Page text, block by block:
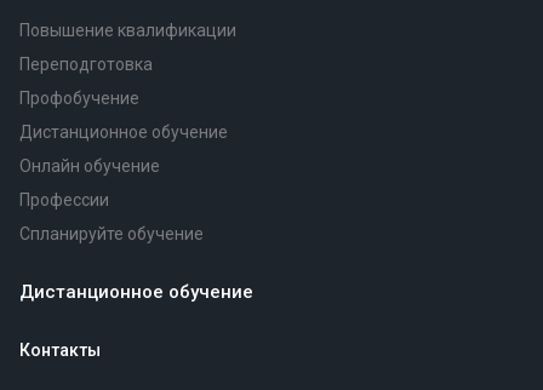
Повышение квалификации
Переподготовка
Профобучение
Дистанционное обучение
Онлайн обучение
Профессии
Спланируйте обучение
Дистанционное обучение
Контакты